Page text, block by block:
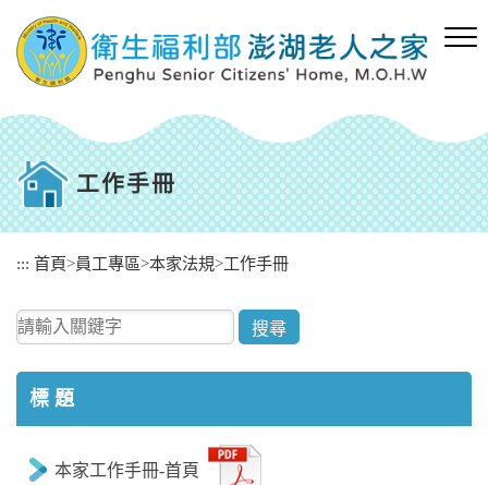
容
區
塊
工作手冊
::: 首頁>員工專區>本家法規>工作手冊
請輸入關鍵字
標 題
本家工作手冊-首頁